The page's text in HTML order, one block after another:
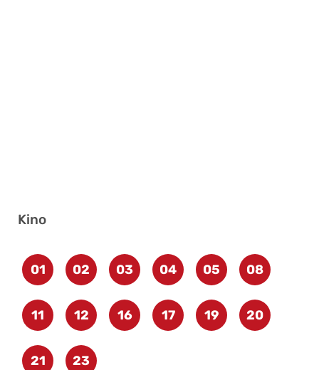
Kino
01 02 03 04 05 08
11 12 16 17 19 20
21 23